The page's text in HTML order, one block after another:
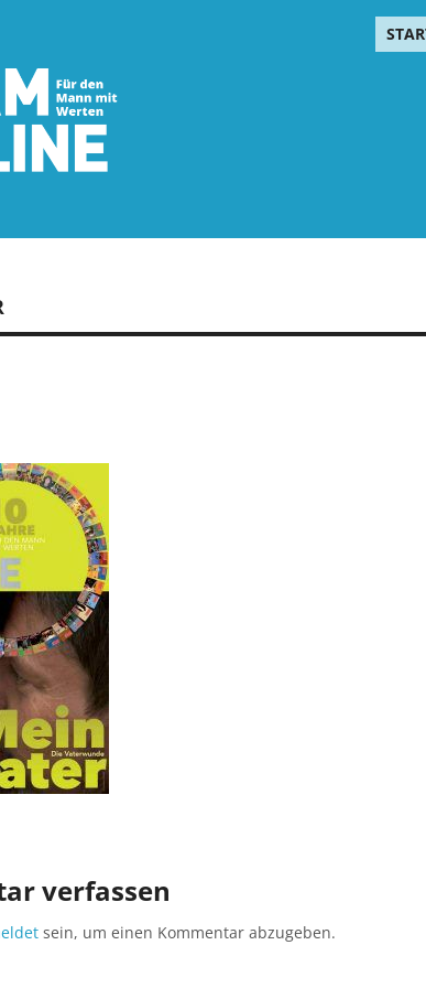
verfassen
sein, um einen Kommentar abzugeben.